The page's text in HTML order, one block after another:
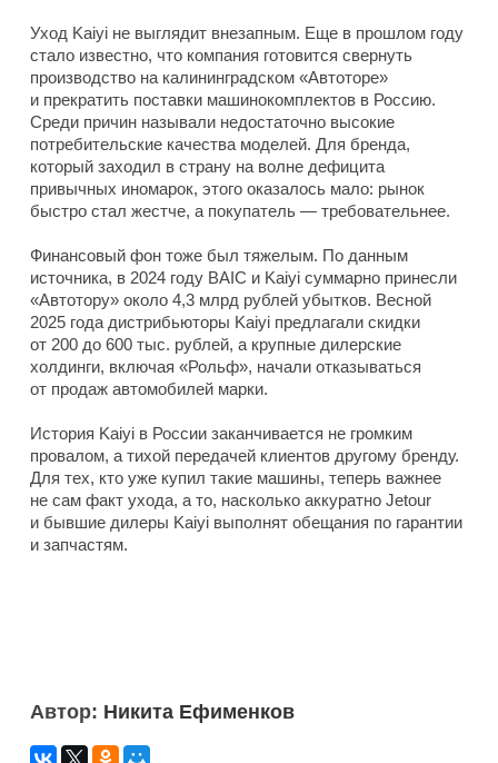
Уход Kaiyi не выглядит внезапным. Еще в прошлом году
стало известно, что компания готовится свернуть
производство на калининградском «Автоторе»
и прекратить поставки машинокомплектов в Россию.
Среди причин называли недостаточно высокие
потребительские качества моделей. Для бренда,
который заходил в страну на волне дефицита
привычных иномарок, этого оказалось мало: рынок
быстро стал жестче, а покупатель — требовательнее.
Финансовый фон тоже был тяжелым. По данным
источника, в 2024 году BAIC и Kaiyi суммарно принесли
«Автотору» около 4,3 млрд рублей убытков. Весной
2025 года дистрибьюторы Kaiyi предлагали скидки
от 200 до 600 тыс. рублей, а крупные дилерские
холдинги, включая «Рольф», начали отказываться
от продаж автомобилей марки.
История Kaiyi в России заканчивается не громким
провалом, а тихой передачей клиентов другому бренду.
Для тех, кто уже купил такие машины, теперь важнее
не сам факт ухода, а то, насколько аккуратно Jetour
и бывшие дилеры Kaiyi выполнят обещания по гарантии
и запчастям.
Автор: Никита Ефименков